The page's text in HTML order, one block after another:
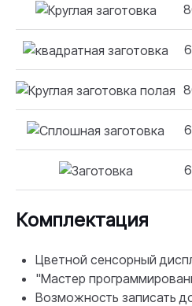
Комплектация
Цветной сенсорный
"Мастер
Возможность записать